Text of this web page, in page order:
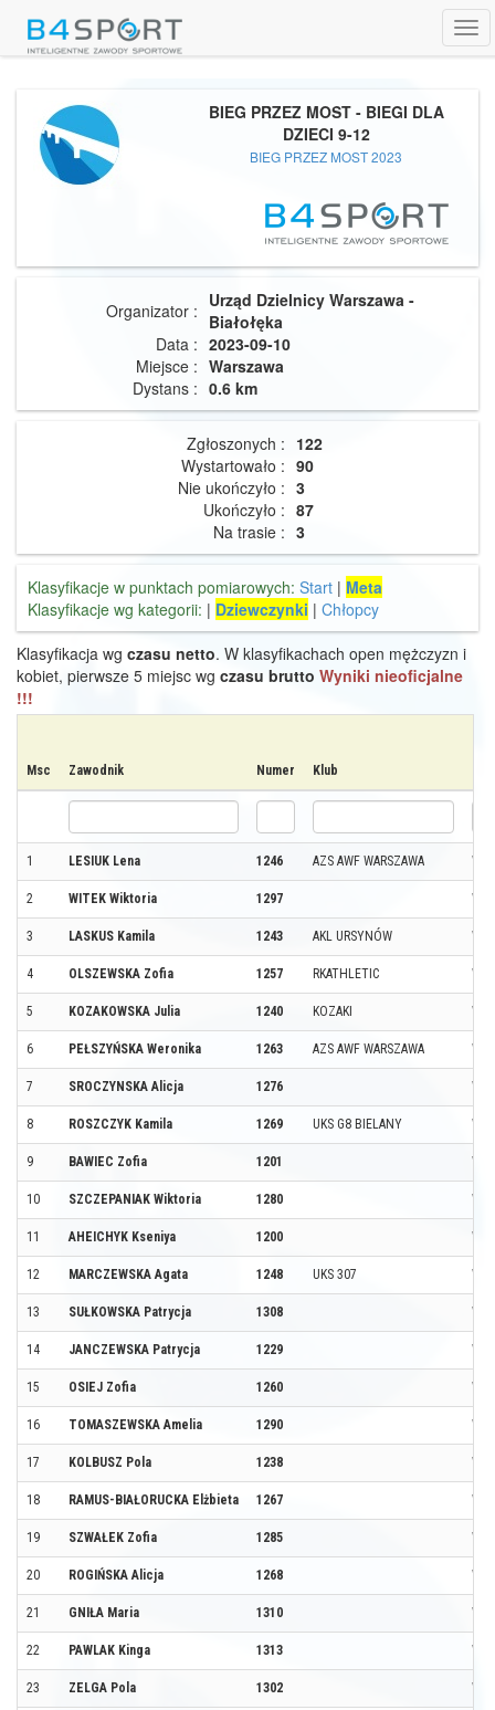
BIEG PRZEZ MOST - BIEGI DLA
DZIECI 9-12
BIEG PRZEZ MOST 2023
Organizator : Urząd Dzielnicy Warszawa -
Białołęka
Data : 2023-09-10
Miejsce : Warszawa
Dystans : 0.6 km
Zgłoszonych : 122
Wystartowało : 90
Nie ukończyło : 3
Ukończyło : 87
Na trasie : 3
Klasyfikacje w punktach pomiarowych: Start | Meta
Klasyfikacje wg kategorii: | Dziewczynki | Chłopcy
Klasyfikacja wg czasu netto. W klasyfikachach open mężczyzn i
kobiet, pierwsze 5 miejsc wg czasu brutto Wyniki nieoficjalne
!!!
Msc Zawodnik Numer Klub
1 LESIUK Lena 1246 AZS AWF WARSZAWA
2 WITEK Wiktoria 1297
3 LASKUS Kamila 1243 AKL URSYNÓW
4 OLSZEWSKA Zofia 1257 RKATHLETIC
5 KOZAKOWSKA Julia 1240 KOZAKI
6 PEŁSZYŃSKA Weronika 1263 AZS AWF WARSZAWA
7 SROCZYNSKA Alicja 1276
8 ROSZCZYK Kamila 1269 UKS G8 BIELANY
9 BAWIEC Zofia 1201
10 SZCZEPANIAK Wiktoria 1280
11 AHEICHYK Kseniya 1200
12 MARCZEWSKA Agata 1248 UKS 307
13 SUŁKOWSKA Patrycja 1308
14 JANCZEWSKA Patrycja 1229
15 OSIEJ Zofia 1260
16 TOMASZEWSKA Amelia 1290
17 KOLBUSZ Pola 1238
18 RAMUS-BIAŁORUCKA Elżbieta 1267
19 SZWAŁEK Zofia 1285
20 ROGIŃSKA Alicja 1268
21 GNIŁA Maria 1310
22 PAWLAK Kinga 1313
23 ZELGA Pola 1302